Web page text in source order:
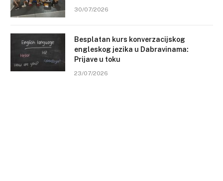
30/07/2026
Besplatan kurs konverzacijskog
engleskog jezika u Dabravinama:
Prijave u toku
23/07/2026